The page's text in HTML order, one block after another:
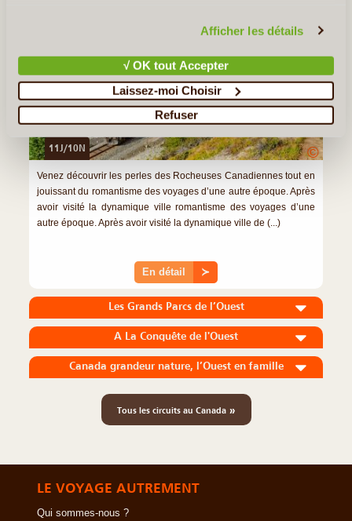
Afficher les détails
√ OK tout Accepter
Laissez-moi Choisir
Refuser
11J/10N ©
Venez découvrir les perles des Rocheuses Canadiennes tout en
jouissant du romantisme des voyages d’une autre époque. Après
avoir visité la dynamique ville romantisme des voyages d’une
autre époque. Après avoir visité la dynamique ville de (...)
En détail ≻
Les Grands Parcs de l’Ouest
A La Conquête de l'Ouest
Canada grandeur nature, l’Ouest en famille
Tous les circuits au Canada»
LE VOYAGE AUTREMENT
Qui sommes-nous ?